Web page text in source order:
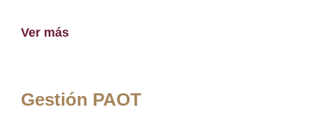
Ver más
Gestión PAOT